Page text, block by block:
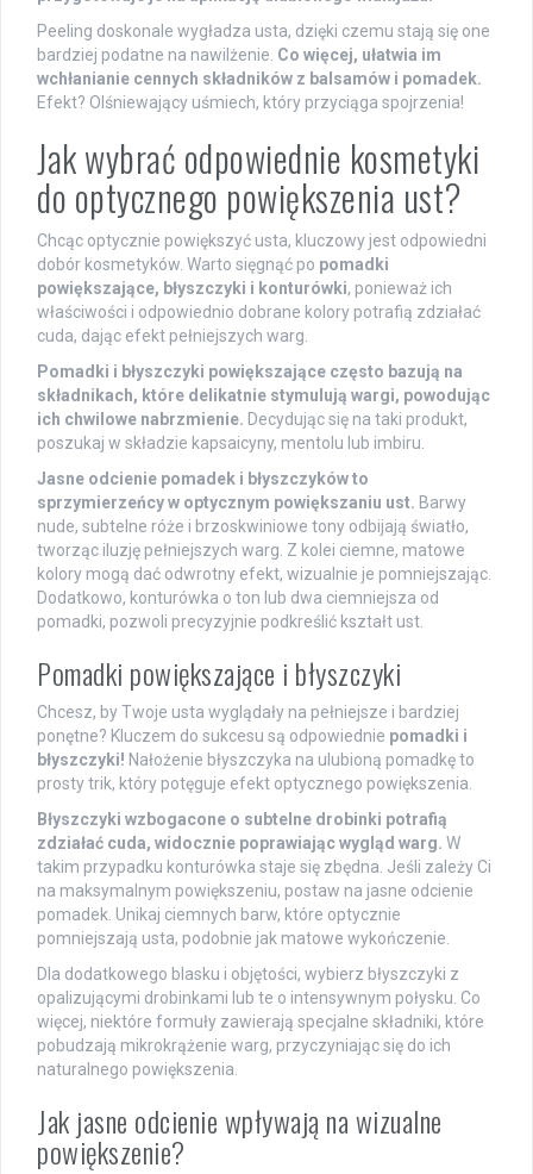
Peeling doskonale wygładza usta, dzięki czemu stają się one
bardziej podatne na nawilżenie. Co więcej, ułatwia im
wchłanianie cennych składników z balsamów i pomadek.
Efekt? Olśniewający uśmiech, który przyciąga spojrzenia!
Jak wybrać odpowiednie kosmetyki
do optycznego powiększenia ust?
Chcąc optycznie powiększyć usta, kluczowy jest odpowiedni
dobór kosmetyków. Warto sięgnąć po pomadki
powiększające, błyszczyki i konturówki, ponieważ ich
właściwości i odpowiednio dobrane kolory potrafią zdziałać
cuda, dając efekt pełniejszych warg.
Pomadki i błyszczyki powiększające często bazują na
składnikach, które delikatnie stymulują wargi, powodując
ich chwilowe nabrzmienie. Decydując się na taki produkt,
poszukaj w składzie kapsaicyny, mentolu lub imbiru.
Jasne odcienie pomadek i błyszczyków to
sprzymierzeńcy w optycznym powiększaniu ust. Barwy
nude, subtelne róże i brzoskwiniowe tony odbijają światło,
tworząc iluzję pełniejszych warg. Z kolei ciemne, matowe
kolory mogą dać odwrotny efekt, wizualnie je pomniejszając.
Dodatkowo, konturówka o ton lub dwa ciemniejsza od
pomadki, pozwoli precyzyjnie podkreślić kształt ust.
Pomadki powiększające i błyszczyki
Chcesz, by Twoje usta wyglądały na pełniejsze i bardziej
ponętne? Kluczem do sukcesu są odpowiednie pomadki i
błyszczyki! Nałożenie błyszczyka na ulubioną pomadkę to
prosty trik, który potęguje efekt optycznego powiększenia.
Błyszczyki wzbogacone o subtelne drobinki potrafią
zdziałać cuda, widocznie poprawiając wygląd warg. W
takim przypadku konturówka staje się zbędna. Jeśli zależy Ci
na maksymalnym powiększeniu, postaw na jasne odcienie
pomadek. Unikaj ciemnych barw, które optycznie
pomniejszają usta, podobnie jak matowe wykończenie.
Dla dodatkowego blasku i objętości, wybierz błyszczyki z
opalizującymi drobinkami lub te o intensywnym połysku. Co
więcej, niektóre formuły zawierają specjalne składniki, które
pobudzają mikrokrążenie warg, przyczyniając się do ich
naturalnego powiększenia.
Jak jasne odcienie wpływają na wizualne
powiększenie?